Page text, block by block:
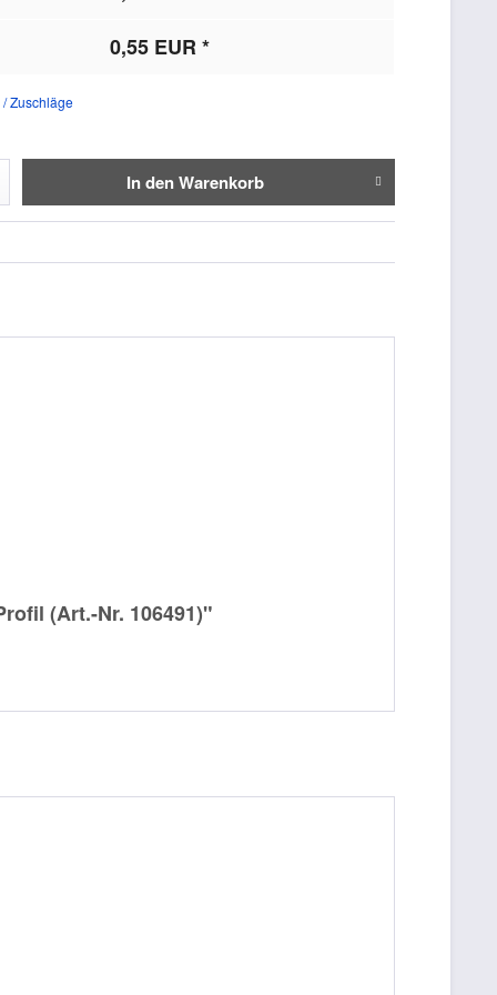
0,55 EUR *
Zuschläge
In denWarenkorb
(Art.-Nr. 106491)"